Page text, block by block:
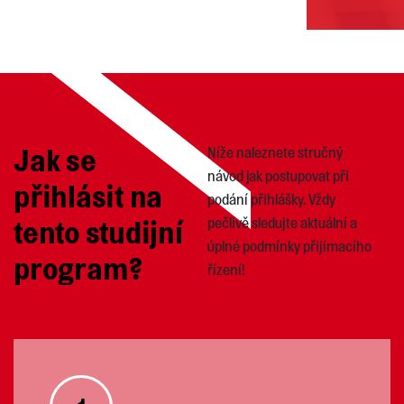
Jak se
přihlásit na
tento studijní
program?
Níže naleznete stručný
návod jak postupovat při
podání přihlášky. Vždy
pečlivě sledujte aktuální a
úplné podmínky přijímacího
řízení!